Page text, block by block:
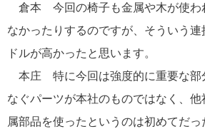
倉本 今回の椅子も金属や木が使わ
なかったりするのですが、そういう
ドルが高かったと思います。
本庄 特に今回は強度的に重要な部
なぐパーツが本社のものではなく、
属部品を使ったというのは初めてだっ